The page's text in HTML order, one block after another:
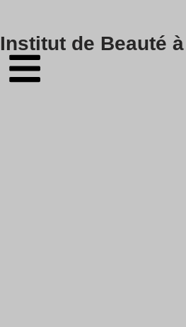
Skip
to
content
Institut de Beauté